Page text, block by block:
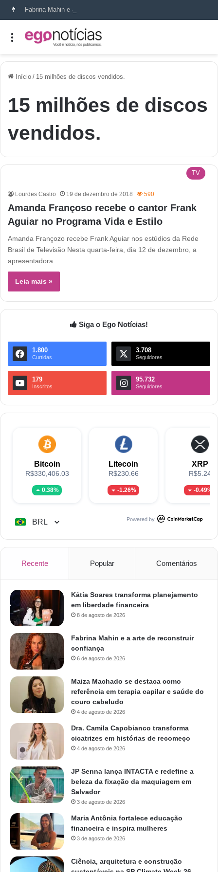
Fabrina Mahin e a arte de reconstruir confiança
Início / 15 milhões de discos vendidos.
15 milhões de discos
vendidos.
TV
Lourdes Castro 19 de dezembro de 2018 590
Amanda Françoso recebe o cantor Frank
Aguiar no Programa Vida e Estilo
Amanda Françozo recebe Frank Aguiar nos estúdios da Rede
Brasil de Televisão Nesta quarta-feira, dia 12 de dezembro, a
apresentadora…
Leia mais »
Siga o Ego Notícias!
1.800
Curtidas
3.708
Seguidores
179
Inscritos
95.732
Seguidores
Bitcoin
R$330,406.03
0.38%
Litecoin
R$230.66
-1.26%
XRP
R$5.24
-0.49%
Powered by
Recente Popular Comentários
Kátia Soares transforma planejamento
em liberdade financeira
8 de agosto de 2026
Fabrina Mahin e a arte de reconstruir
confiança
6 de agosto de 2026
Maiza Machado se destaca como
referência em terapia capilar e saúde do
couro cabeludo
4 de agosto de 2026
Dra. Camila Capobianco transforma
cicatrizes em histórias de recomeço
4 de agosto de 2026
JP Senna lança INTACTA e redefine a
beleza da fixação da maquiagem em
Salvador
3 de agosto de 2026
Maria Antônia fortalece educação
financeira e inspira mulheres
3 de agosto de 2026
Ciência, arquitetura e construção